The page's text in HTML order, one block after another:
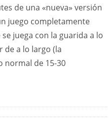
de una «nueva» versión
juego completamente
juega con la guarida a lo
de a lo largo (la
normal de 15-30